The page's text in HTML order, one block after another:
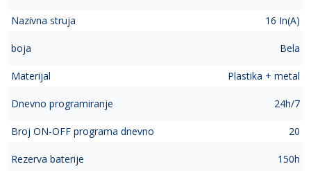
Nazivna struja 16 In(A)
boja Bela
Materijal Plastika + metal
Dnevno programiranje 24h/7
Broj ON-OFF programa dnevno 20
Rezerva baterije 150h